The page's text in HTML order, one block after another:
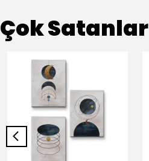
Çok Satanlar